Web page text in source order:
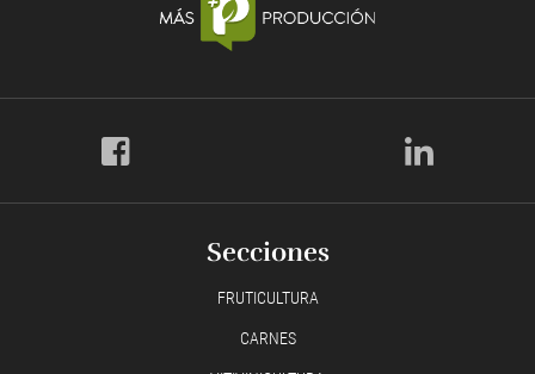
Secciones
FRUTICULTURA
CARNES